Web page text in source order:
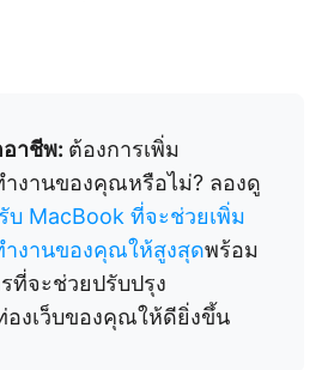
าชีพ: ต้องการเพิ่ม
งานของคุณหรือไม่? ลองดู
MacBook ที่จะช่วยเพิ่ม
งานของคุณให้สูงสุดพร้อม
ที่จะช่วยปรับปรุง
งเว็บของคุณให้ดียิ่งขึ้น